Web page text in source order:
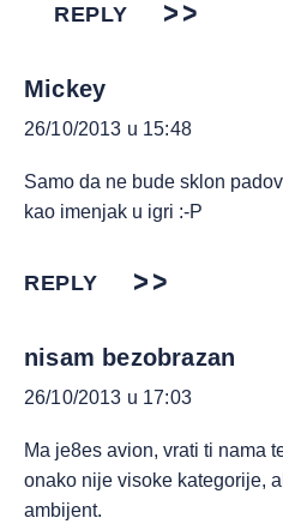
REPLY
Mickey
26/10/2013 u 15:48
Samo da ne bude sklon
kao imenjak u igri :-P
REPLY
nisam bezobrazan
26/10/2013 u 17:03
Ma je8es avion, vrati ti nama
onako nije visoke kategorije,
ambijent.